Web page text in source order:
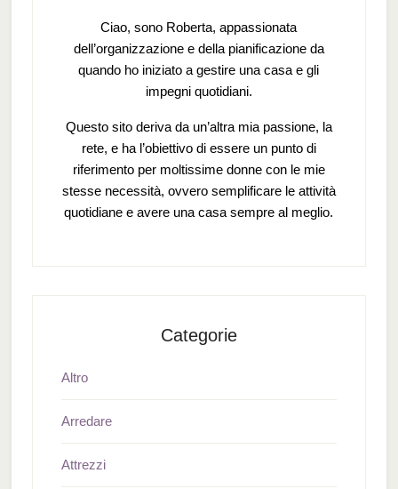
Ciao, sono Roberta, appassionata
dell’organizzazione e della pianificazione da
quando ho iniziato a gestire una casa e gli
impegni quotidiani.
Questo sito deriva da un’altra mia passione, la
rete, e ha l’obiettivo di essere un punto di
riferimento per moltissime donne con le mie
stesse necessità, ovvero semplificare le attività
quotidiane e avere una casa sempre al meglio.
Categorie
Altro
Arredare
Attrezzi